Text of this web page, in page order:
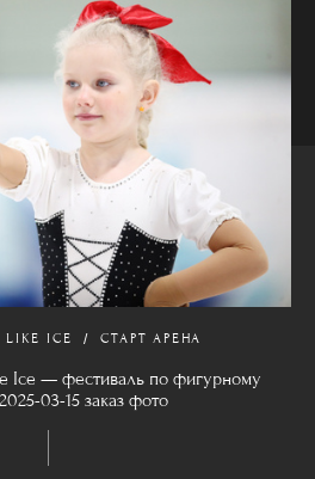
LIKE ICE СТАРТ АРЕНА
Ice — фестиваль по фигурному
03-15 заказ фото